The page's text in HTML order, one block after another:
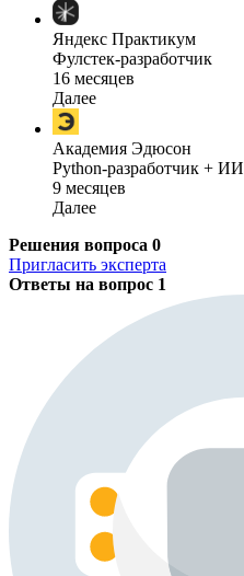
Яндекс Практикум
Фулстек-разработчик
16 месяцев
Далее
Академия Эдюсон
Python-разработчик + ИИ
9 месяцев
Далее
Решения вопроса 0
Пригласить эксперта
Ответы на вопрос 1